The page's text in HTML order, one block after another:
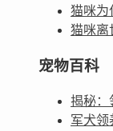
猫咪为
猫咪离
宠物百科
揭秘：
军犬领